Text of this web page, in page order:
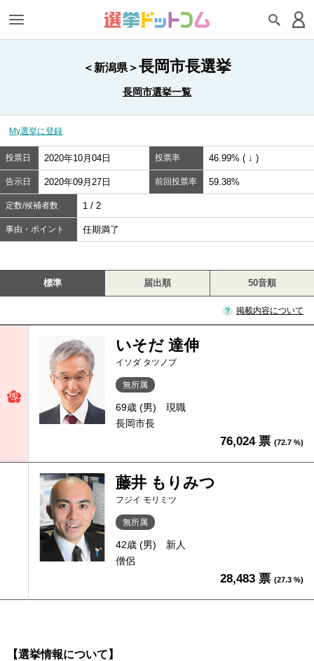
＜新潟県＞長岡市長選挙
長岡市選挙一覧
My選挙に登録
投票日 2020年10月04日 投票率 46.99% ( ↓ )
告示日 2020年09月27日 前回投票率 59.38%
定数/候補者数 1 / 2
事由・ポイント 任期満了
標準 届出順 50音順
掲載内容について
いそだ 達伸
イソダ タツノブ
無所属
69歳 (男)
現職
長岡市長
76,024 票 (72.7 %)
藤井 もりみつ
フジイ モリミツ
無所属
42歳 (男)
新人
僧侶
28,483 票 (27.3 %)
【選挙情報について】